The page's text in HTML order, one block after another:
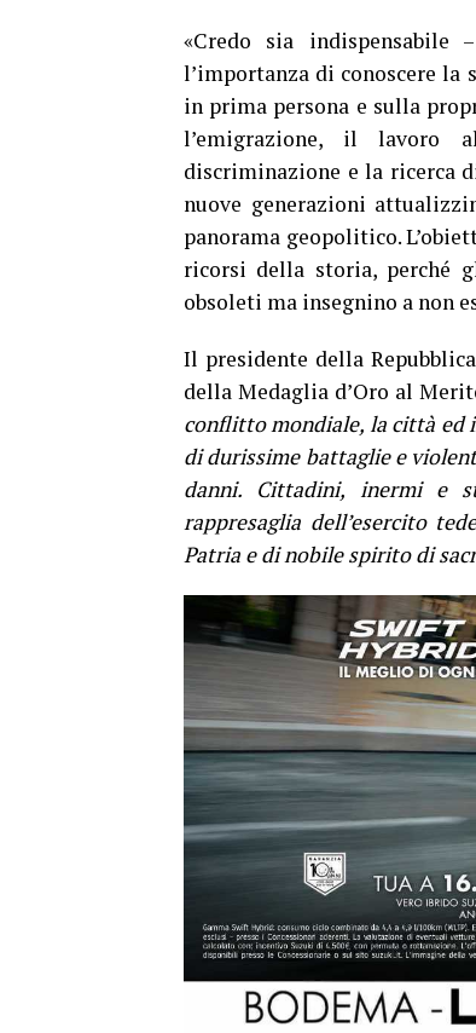
«Credo sia
l’importanza di conoscere
in prima persona e sulla
l’emigrazione, il lavoro
discriminazione e la ricerca
nuove generazioni
panorama geopolitico.
ricorsi della storia, perché
obsoleti ma insegnino a non
Il presidente della
della Medaglia d’Oro al
conflitto mondiale, la città ed
di durissime battaglie e
danni. Cittadini, inermi e
rappresaglia dell’esercito
Patria e di nobile spirito di